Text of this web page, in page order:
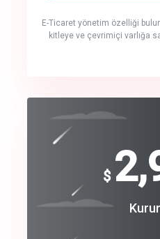
E-Ticaret yönetim özelliği
kitleye ve çevrimiçi varlığa
crm auto
track energy
$
Coroprate